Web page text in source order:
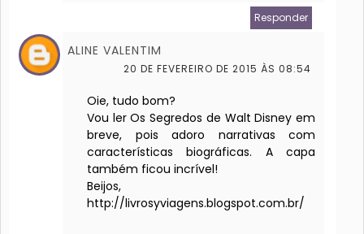
Responder
ALINE VALENTIM
20 DE FEVEREIRO DE 2015 ÀS 08:54
Oie, tudo bom?
Vou ler Os Segredos de Walt Disney em
breve, pois adoro narrativas com
características biográficas. A capa
também ficou incrível!
Beijos,
http://livrosyviagens.blogspot.com.br/